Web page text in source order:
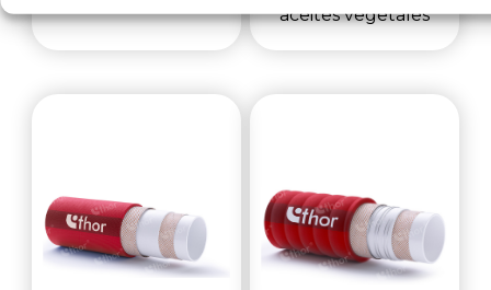
aceites vegetales